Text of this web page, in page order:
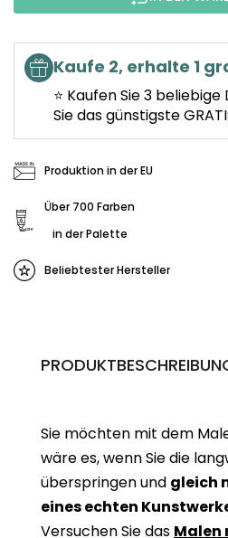
Kaufe 2, erhalte 1
⭐ Kaufen Sie 3
Sie das günstigste
Produktion in der EU
Über 700 Farben
in der Palette
Beliebtester Hersteller
Sie möchten mit dem
wäre es, wenn Sie die
überspringen und gleich
eines echten
Versuchen Sie das Malen